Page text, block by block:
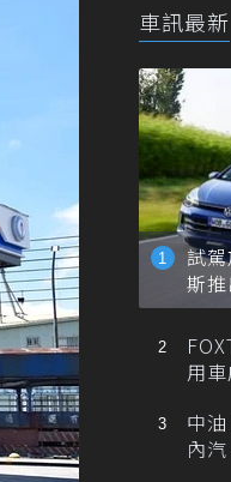
車訊最新
試
斯
動
用
中
內